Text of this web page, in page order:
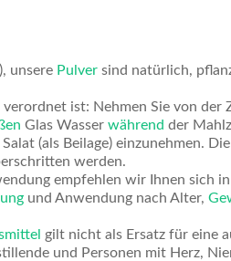
unsere Pulver sind natürlich,
ist: Nehmen Sie von der
Glas Wasser während der
(als Beilage) einzunehmen.
werden.
empfehlen wir Ihnen sich
und Anwendung nach Alter,
gilt nicht als Ersatz für eine
und Personen mit Herz,